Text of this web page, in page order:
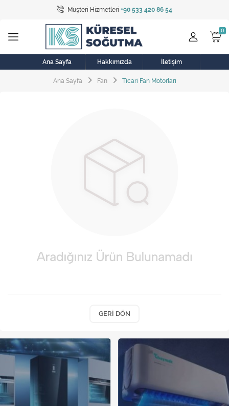
Müşteri Hizmetleri +90 533 420 86 54
Tüm Kategoriler
Bulaşık Makinesi
Buzdolabı
Çamaşır Kurutma Makinesi
Elektrikli Aksamlar
Elektrikli Süpürge
Fan
Klima
Musluk
Soğutma Sistemleri
Ana Sayfa Hakkımızda İletişim
Ana Sayfa Fan Ticari Fan Motorları
GERI DÖN